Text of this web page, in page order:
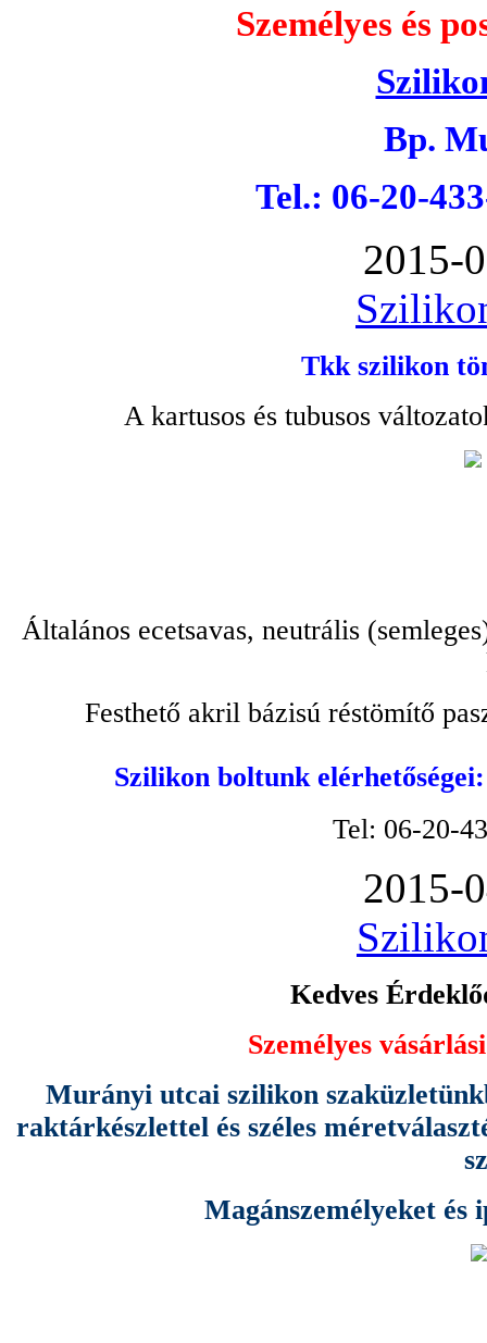
Személyes és
Bp.
Tel.: 06-20-
2015-
Tkk szilikon
A kartusos és tubusos
Általános ecetsavas, neutrális
Festhető akril bázisú réstömítő
Szilikon boltunk
Tel: 06-20-
2015-
Kedves
Személyes
Murányi utcai szilikon
raktárkészlettel és széles
Magánszemélyeket és